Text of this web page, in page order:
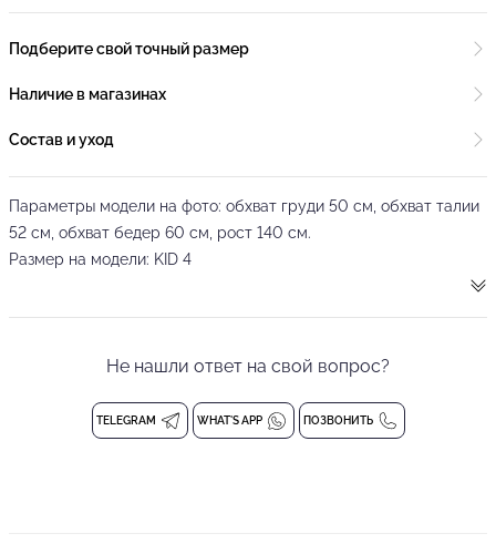
Подберите свой точный размер
Наличие в магазинах
Состав и уход
Параметры модели на фото: обхват груди 50 см, обхват талии
52 см, обхват бедер 60 см, рост 140 см.
Размер на модели: KID 4
спинке. Гимнастический купальник на регулируемых бретелях,
выполнено из фирменного эластичного материала, который
Не нашли ответ на свой вопрос?
TELEGRAM WHAT'S APP ПОЗВОНИТЬ